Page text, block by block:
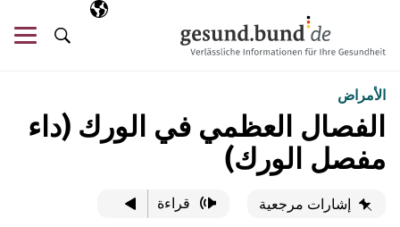
اللغة المختارة
AR
البحث
الأمراض
الفصال العظمي في الورك (داء
مفصل الورك)
إشارات مرجعية قراءة